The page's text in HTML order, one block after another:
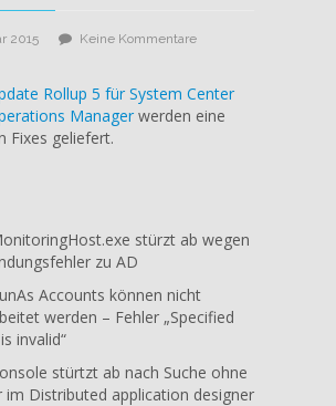
2015 Keine Kommentarezu
5
für
Operations
Rollup 5 für System Center
Manager werden eine
Fixes geliefert.
stürzt ab wegen
zu AD
Accounts können nicht
werden – Fehler „Specified
invalid“
stürtzt ab nach Suche ohne
im Distributed application designer